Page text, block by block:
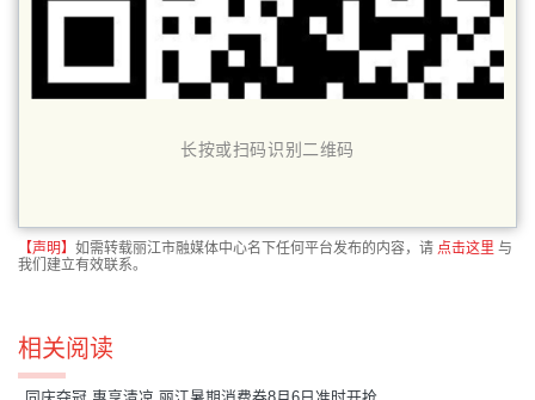
长按或扫码识别二维码
【声明】 如需转载丽江市融媒体中心名下任何平台发布的内容，请 点击这里 与
我们建立有效联系。
相关阅读